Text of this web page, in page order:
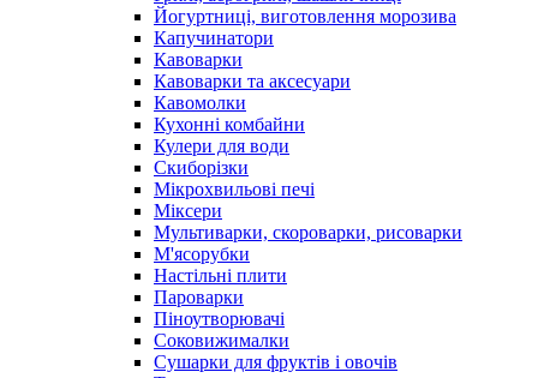
Йогуртниці, виготовлення морозива
Капучинатори
Кавоварки
Кавоварки та аксесуари
Кавомолки
Кухонні комбайни
Кулери для води
Скиборізки
Мікрохвильові печі
Міксери
Мультиварки, скороварки, рисоварки
М'ясорубки
Настільні плити
Пароварки
Піноутворювачі
Соковижималки
Сушарки для фруктів і овочів